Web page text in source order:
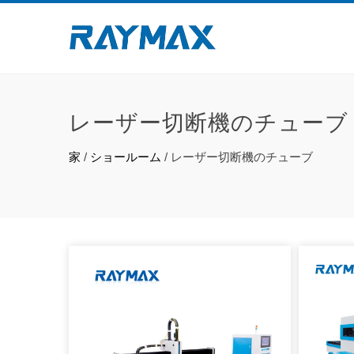
レーザー切断機のチューブ
家 / ショールーム / レーザー切断機のチューブ